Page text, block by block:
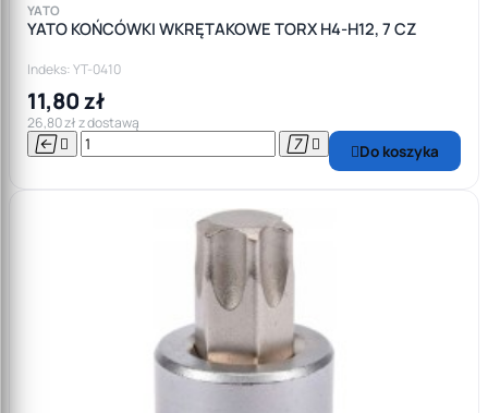
YATO
YATO KOŃCÓWKI WKRĘTAKOWE TORX H4-H12, 7 CZ
Indeks: YT-0410
11,80 zł
26,80 zł z dostawą
    Do koszyka